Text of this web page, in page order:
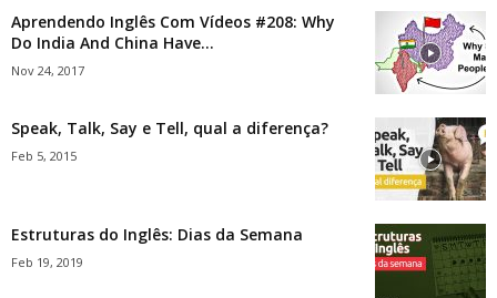
Aprendendo Inglês Com Vídeos #208: Why
Do India And China Have...
Nov 24, 2017
Speak, Talk, Say e Tell, qual a diferença?
Feb 5, 2015
Estruturas do Inglês: Dias da Semana
Feb 19, 2019